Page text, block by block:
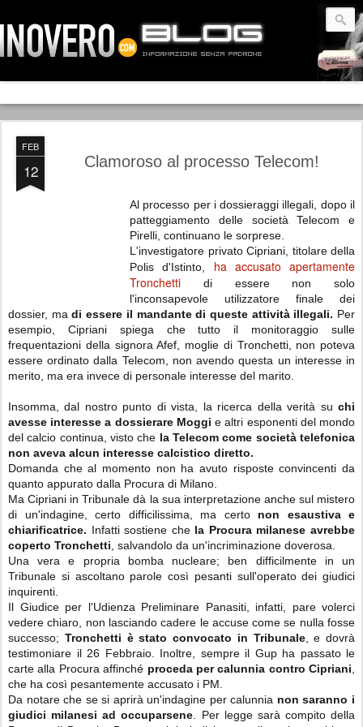
FEB
12 Clamoroso al processo Telecom!
Al processo per i dossieraggi illegali, dopo il
patteggiamento delle società Telecom e
Pirelli, continuano le sorprese.
L'investigatore privato Cipriani, titolare della
Polis d'Istinto, ha accusato apertamente
Tronchetti
di essere non solo
l'inconsapevole utilizzatore finale dei
dossier, madi essere il mandante di queste attività illegali. Per
esempio, Cipriani spiega che tutto il monitoraggio sulle
frequentazioni della signora Afef, moglie di Tronchetti, non poteva
essere ordinato dalla Telecom, non avendo questa un interesse in
merito, ma era invece di personale interesse del marito.
Insomma, dal nostro punto di vista, la ricerca della verità su chi
avesse interesse a dossierare Moggie altri esponenti del mondo
del calcio continua, visto che la Telecom come società telefonica
non aveva alcun interesse calcistico diretto.
Domanda che al momento non ha avuto risposte convincenti da
quanto appurato dalla Procura di Milano.
Ma Cipriani in Tribunale dà la sua interpretazione anche sul mistero
di un'indagine, certo difficilissima, ma certo non esaustiva e
chiarificatrice. Infatti sostiene che la Procura milanese avrebbe
coperto Tronchetti , salvandolo da un'incriminazione doverosa.
Una vera e propria bomba nucleare; ben difficilmente in un
Tribunale si ascoltano parole così pesanti sull'operato dei giudici
inquirenti.
Il Giudice per l'Udienza Preliminare Panasiti, infatti, pare volerci
vedere chiaro, non lasciando cadere le accuse come se nulla fosse
successo; Tronchetti è stato convocato in Tribunale, e dovrà
testimoniare il 26 Febbraio. Inoltre, sempre il Gup ha passato le
carte alla Procura affinché proceda per calunnia contro Cipriani
che ha così pesantemente accusato i PM.
Da notare che se si aprirà un'indagine per calunnia non saranno i
giudici milanesi ad occuparsene . Per legge sarà compito della